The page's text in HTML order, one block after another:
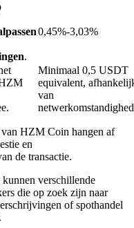
.
0,45%-3,03%
Minimaal 0,5 USDT
equivalent,
van
HZM Coin hangen af
en
de transactie.
verschillende
die op zoek zijn naar
of spothandel